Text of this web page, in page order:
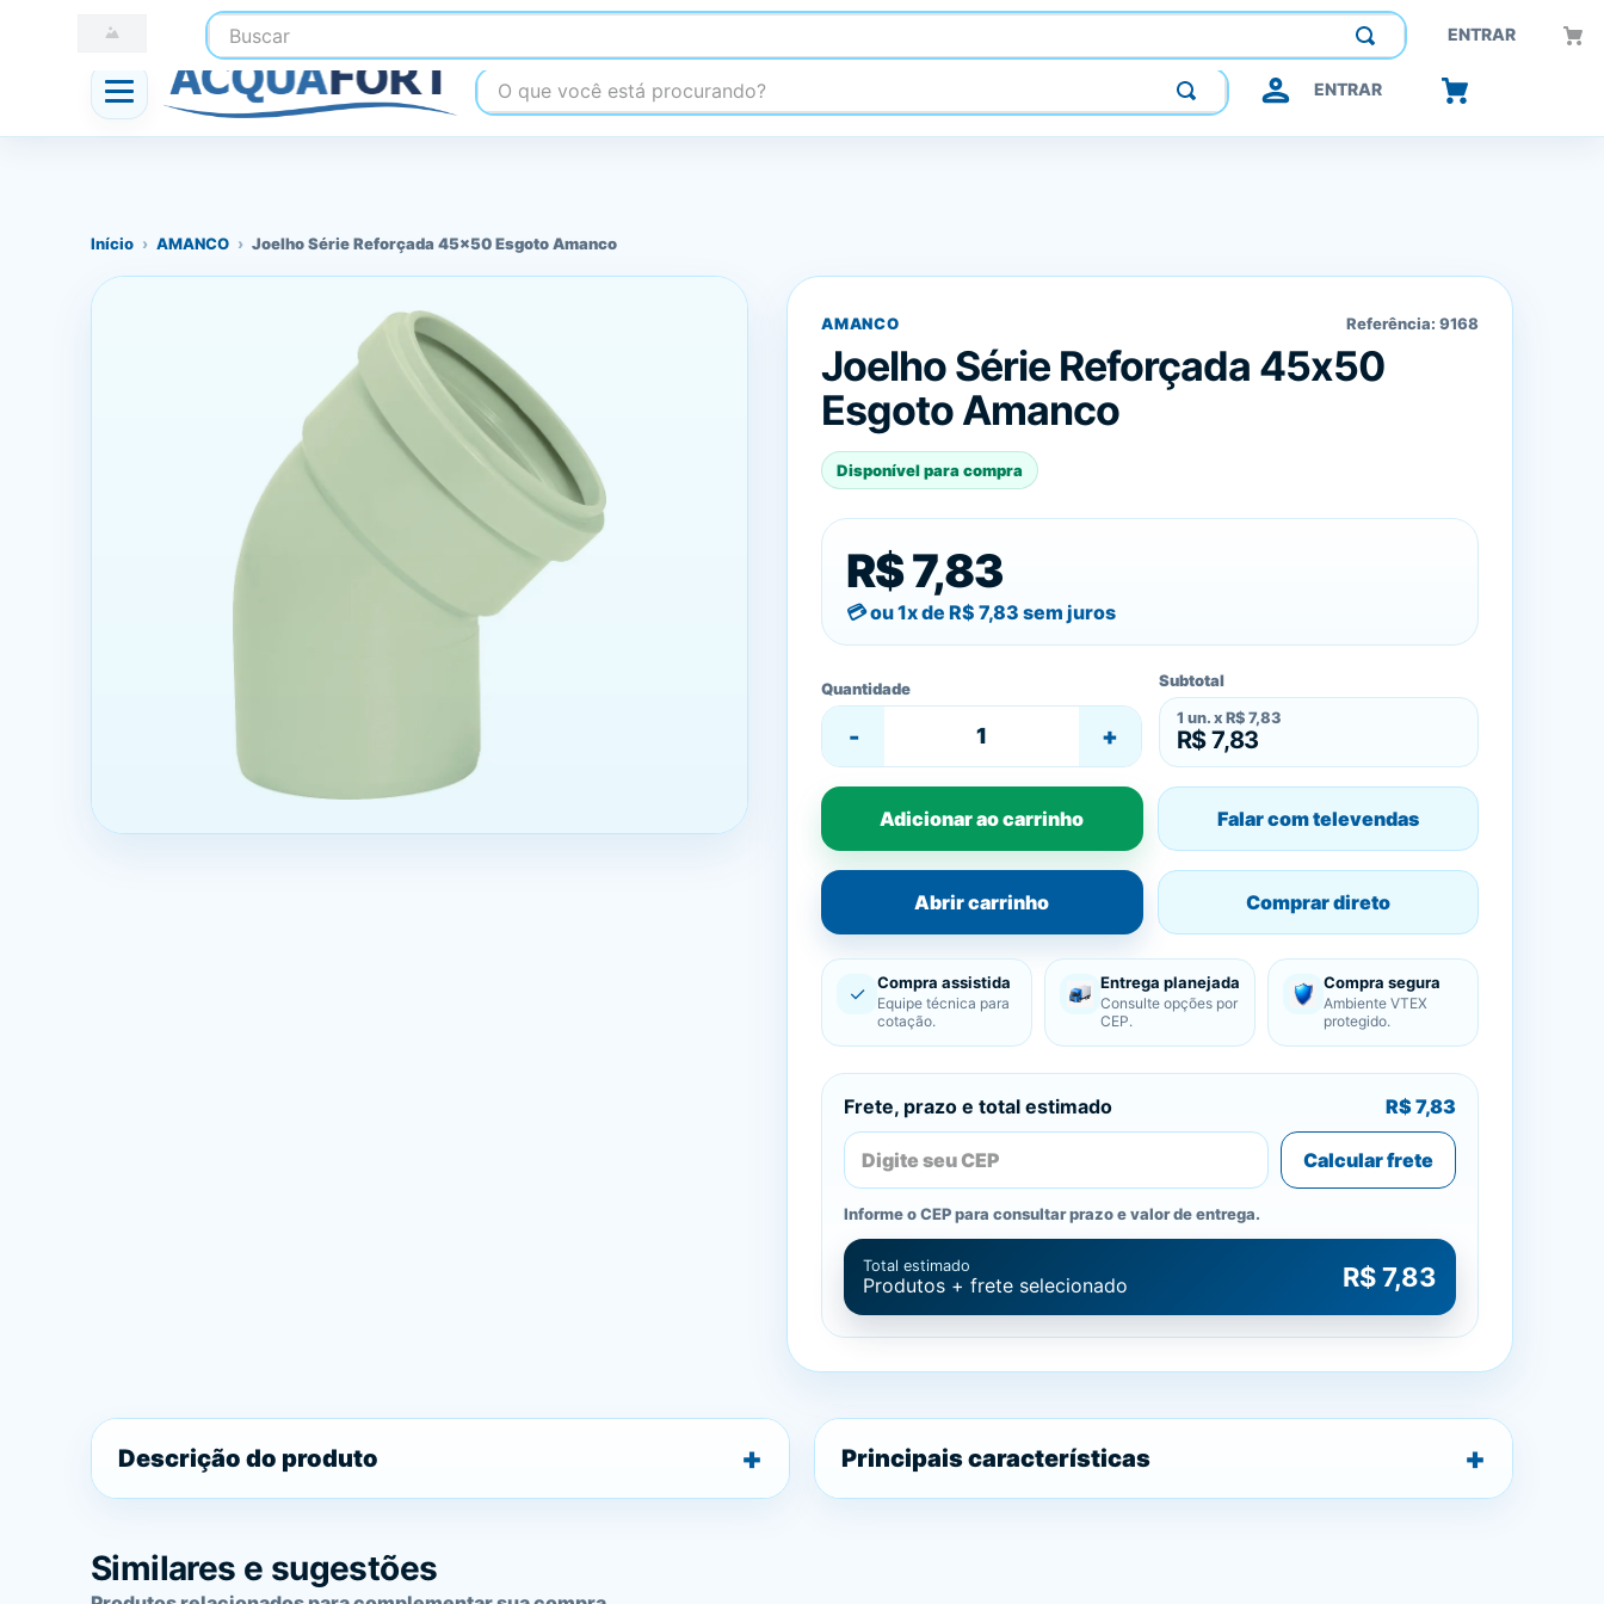
Buscar ENTRAR
☎ (41) 3247-1199 Construindo confiança, inovando o futuro.
O que você está procurando? ENTRAR
Início › AMANCO › Joelho Série Reforçada 45x50 Esgoto Amanco
AMANCO Referência: 9168
Joelho Série Reforçada 45x50
Esgoto Amanco
Disponível para compra
R$ 7,83
ou 1x de R$ 7,83 sem juros
Quantidade
- +
Subtotal
1 un. x R$ 7,83
R$ 7,83
Adicionar ao carrinho Falar com televendas
Abrir carrinho Comprar direto
✓ Compra assistida
Equipe técnica para
cotação.
Entrega planejada
Consulte opções por
CEP.
Compra segura
Ambiente VTEX
protegido.
Frete, prazo e total estimado R$ 7,83
Calcular frete
Informe o CEP para consultar prazo e valor de entrega.
Total estimado
Produtos + frete selecionado R$ 7,83
Descrição do produto Principais características
Similares e sugestões